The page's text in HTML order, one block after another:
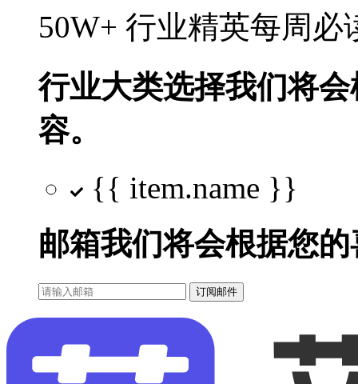
50W+ 行业精英每周
行业大类选择我们将
容。
{{ item.name }}
邮箱我们将会根据您
订阅邮件